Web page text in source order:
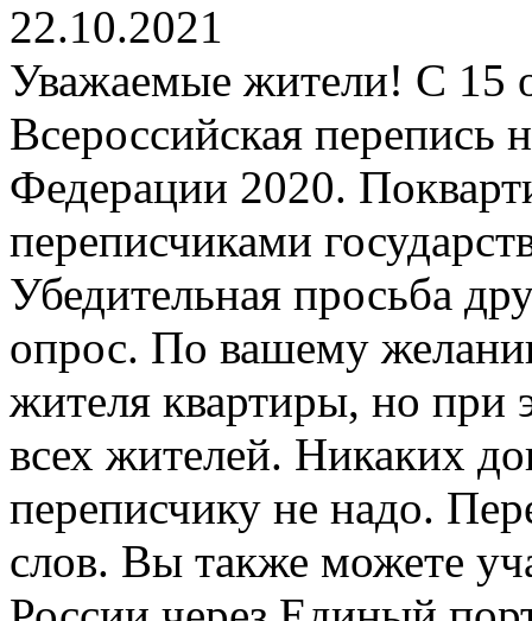
22.10.2021
Уважаемые жители! С 15
Всероссийская перепись
Федерации 2020.
переписчиками
Убедительная просьба
опрос. По вашему
жителя квартиры, но при
всех жителей. Никаких
переписчику не надо.
слов. Вы также можете